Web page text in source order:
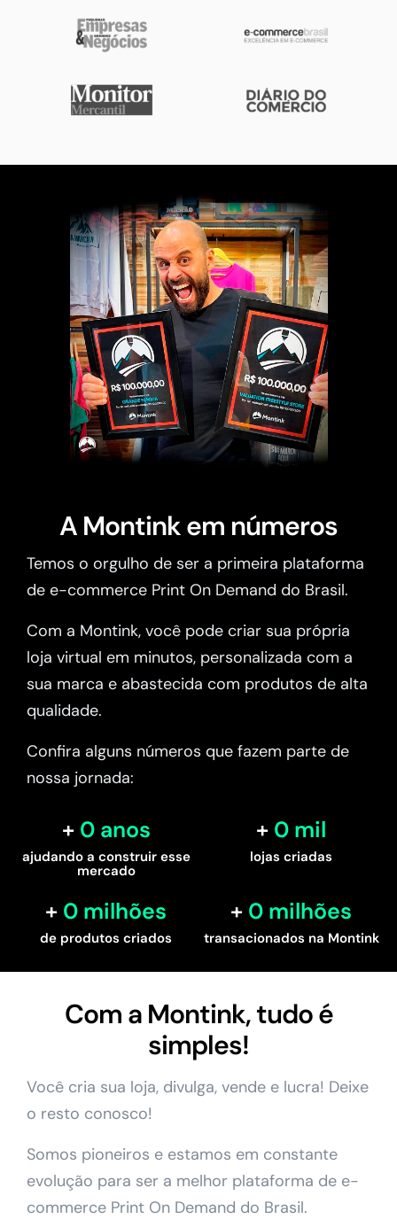
A Montink em números
Temos o orgulho de ser a primeira plataforma
de e-commerce Print On Demand do Brasil.
Com a Montink, você pode criar sua própria
loja virtual em minutos, personalizada com a
sua marca e abastecida com produtos de alta
qualidade.
Confira alguns números que fazem parte de
nossa jornada:
ajudando a construir esse
mercado
0 anos
lojas criadas
0 mil
de produtos criados
0 milhões
transacionados na Montink
0 milhões
Com a Montink, tudo é
simples!
Você cria sua loja, divulga, vende e lucra! Deixe
o resto conosco!
Somos pioneiros e estamos em constante
evolução para ser a melhor plataforma de e-
commerce Print On Demand do Brasil.